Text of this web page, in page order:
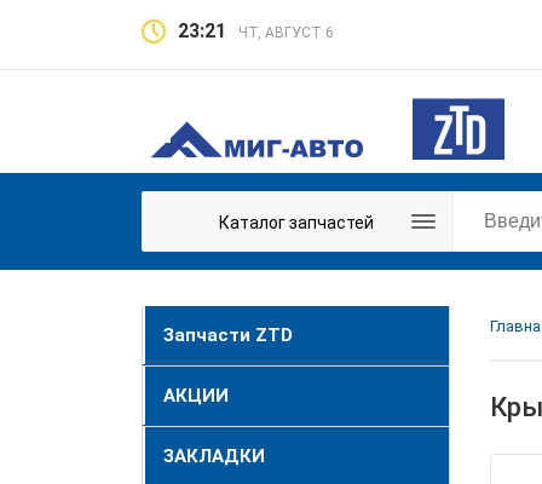
23:21 ЧТ, АВГУСТ 6
Каталог запчастей
Запчасти ZTD
АКЦИИ
ЗАКЛАДКИ